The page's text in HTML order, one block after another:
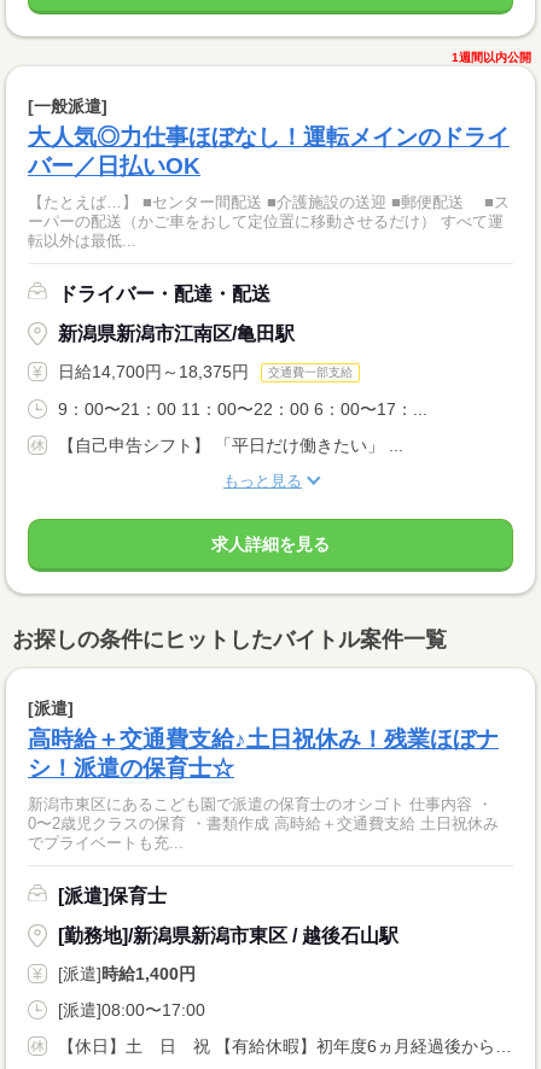
1週間以内公開
[一般派遣]
大人気◎力仕事ほぼなし！運転メインのドライ
バー／日払いOK
【たとえば…】 ■センター間配送 ■介護施設の送迎 ■郵便配送 ■ス
ーパーの配送（かご車をおして定位置に移動させるだけ） すべて運
転以外は最低...
ドライバー・配達・配送
新潟県新潟市江南区/亀田駅
日給14,700円～18,375円 交通費一部支給
9：00〜21：00 11：00〜22：00 6：00〜17：...
【自己申告シフト】 「平日だけ働きたい」 ...
もっと見る
求人詳細を見る
お探しの条件にヒットしたバイトル案件一覧
[派遣]
高時給＋交通費支給♪土日祝休み！残業ほぼナ
シ！派遣の保育士☆
新潟市東区にあるこども園で派遣の保育士のオシゴト 仕事内容 ・
0〜2歳児クラスの保育 ・書類作成 高時給＋交通費支給 土日祝休み
でプライベートも充...
[派遣]保育士
[勤務地]/新潟県新潟市東区 / 越後石山駅
[派遣]時給1,400円
[派遣]08:00〜17:00